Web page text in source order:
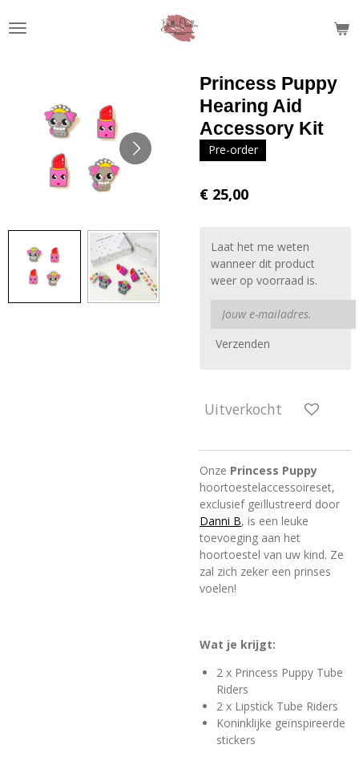
direct
Princess Puppy
Hearing Aid
Accessory Kit
Pre-order
€ 25,00
Laat het me weten
wanneer dit product
weer op voorraad is.
Verzenden
Uitverkocht
Onze Princess Puppy
hoortoestelaccessoireset,
exclusief geïllustreerd door
Danni B, is een leuke
toevoeging aan het
hoortoestel van uw kind. Ze
zal zich zeker een prinses
voelen!
Wat je krijgt:
2 x Princess Puppy Tube
Riders
2 x Lipstick Tube Riders
Koninklijke geïnspireerde
stickers